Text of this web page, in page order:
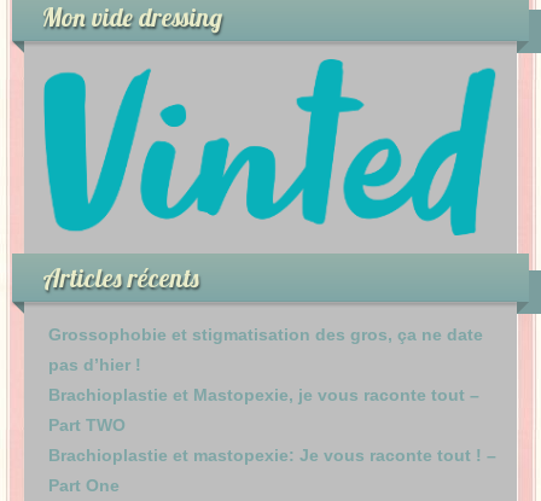
Mon vide dressing
Articles récents
Grossophobie et stigmatisation des gros, ça ne date
pas d’hier !
Brachioplastie et Mastopexie, je vous raconte tout –
Part TWO
Brachioplastie et mastopexie: Je vous raconte tout ! –
Part One